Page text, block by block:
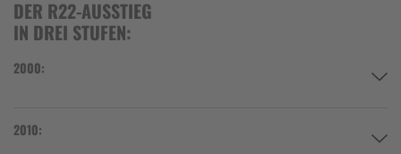
DER R22-AUSSTIEG
IN DREI STUFEN:
2000:
2010: